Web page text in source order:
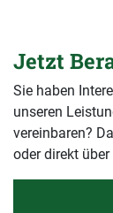
Jetzt
Sie haben
unseren
vereinbaren?
oder direkt